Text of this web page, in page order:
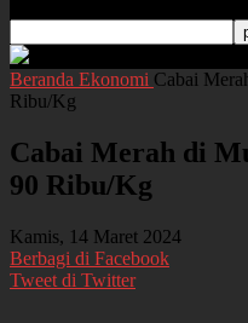
Beranda Ekonomi Cabai
Ribu/Kg
Cabai Merah di
90 Ribu/Kg
Kamis, 14 Maret 2024
Berbagi di Facebook
Tweet di Twitter